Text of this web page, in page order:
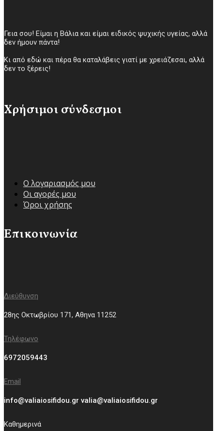
Γεια σου! Είμαι η Βάλια και είμαι ειδικός ψυχικής υγείας, αλλά
δεν ήμουν πάντα!
Κι από εδώ και πέρα θα καταλάβεις γιατί με χρειάζεσαι, αλλά
δεν το ξέρεις!
Χρήσιμοι σύνδεσμοι
Ο λογαριασμός μου
Οι αγορές μου
Όροι χρήσης
Επικοινωνία
Διεύθυνση
28ης Οκτωβρίου 171, Aθηνα 11252
Τηλέφωνο
6972059443
Email
info@valiaiosifidou.gr valia@valiaiosifidou.gr
Καθημερινά